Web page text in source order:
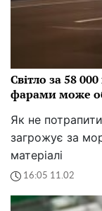
Світло за 58
фарами може
Як не
загрожує за
матеріалі
16:05 11.02